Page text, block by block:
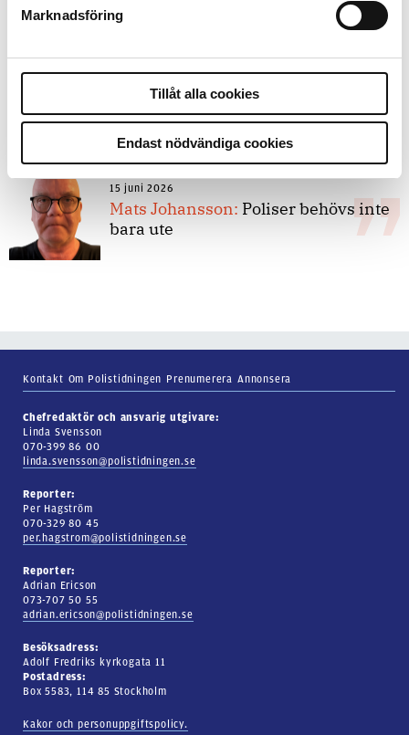
Marknadsföring
Tillåt alla cookies
Endast nödvändiga cookies
bakbinder polisen
Debatt:Med för höga krav på evidens
kan polisen inte göra något alls
15 juni 2026
Mats Johansson: Poliser behövs inte
bara ute
Kontakt Om Polistidningen Prenumerera Annonsera
Chefredaktör och ansvarig utgivare:
Linda Svensson
070-399 86 00
linda.svensson@polistidningen.se
Reporter:
Per Hagström
070-329 80 45
per.hagstrom@polistidningen.se
Reporter:
Adrian Ericson
073-707 50 55
adrian.ericson@polistidningen.se
Besöksadress:
Adolf Fredriks kyrkogata 11
Postadress:
Box 5583, 114 85 Stockholm
Kakor och personuppgiftspolicy.